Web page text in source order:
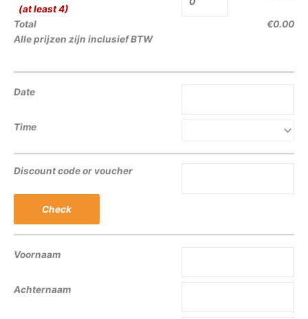
(at least 4)
Total
€0.00
Alle prijzen zijn inclusief BTW
Date
Time
Discount code or voucher
Check
Voornaam
Achternaam